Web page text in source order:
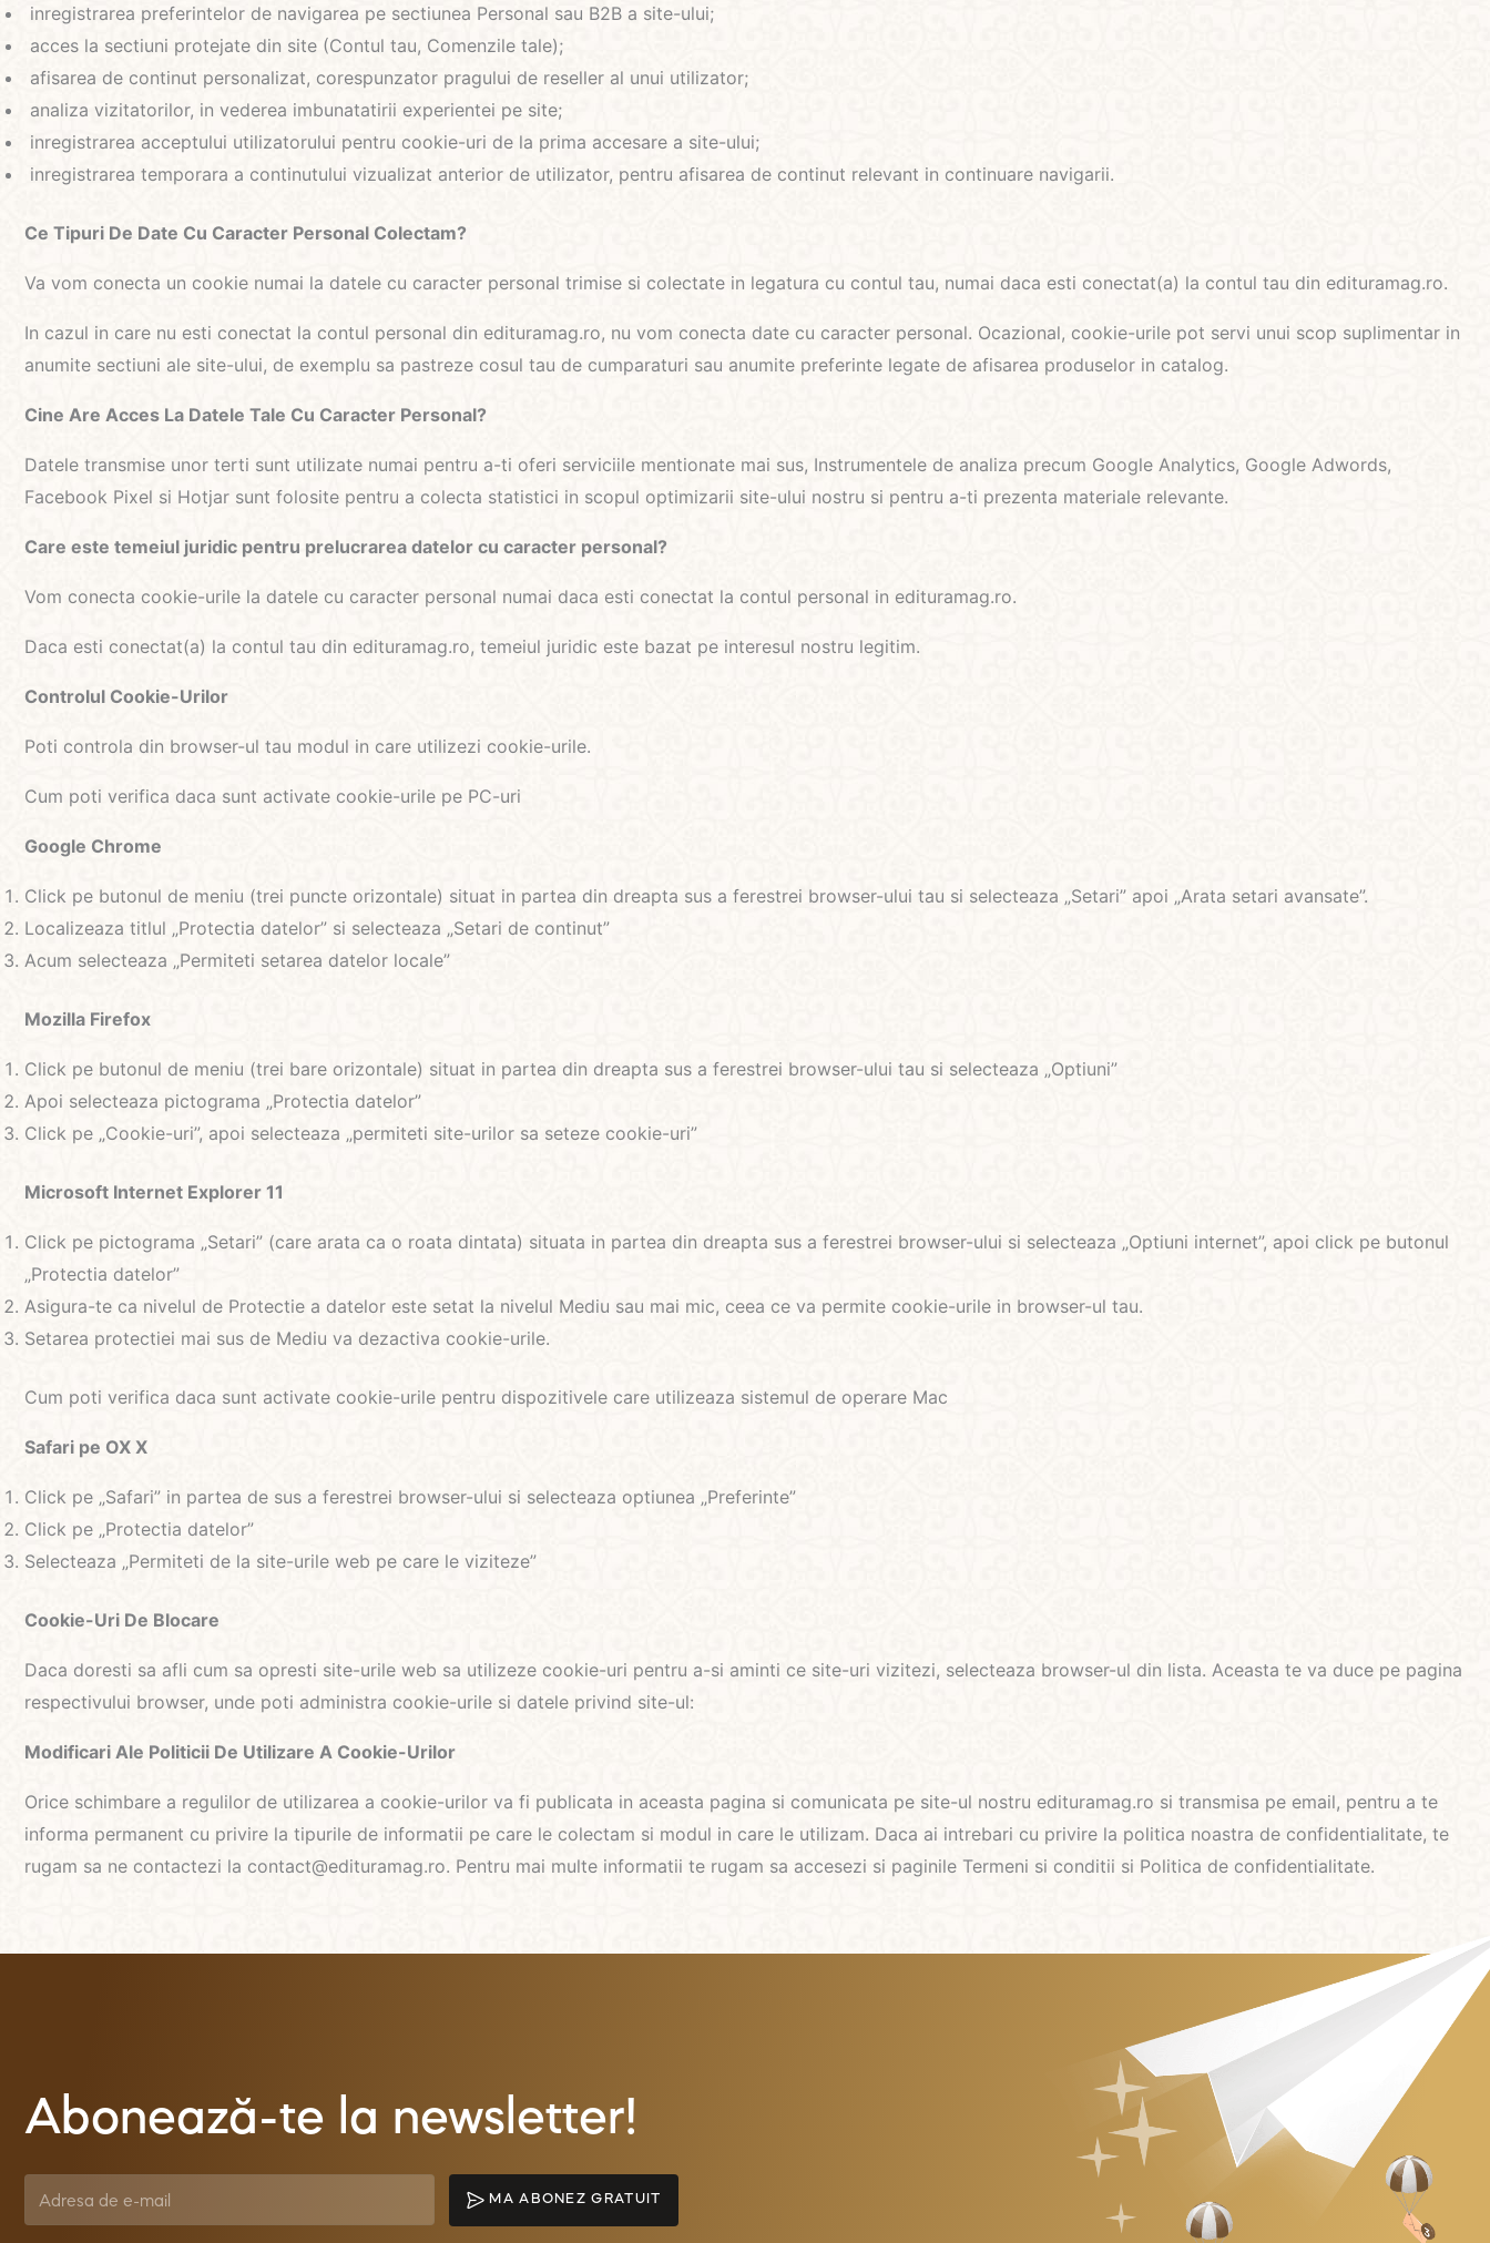
inregistrarea preferintelor de navigarea pe sectiunea Personal sau B2B a site-ului;
acces la sectiuni protejate din site (Contul tau, Comenzile tale);
afisarea de continut personalizat, corespunzator pragului de reseller al unui utilizator;
analiza vizitatorilor, in vederea imbunatatirii experientei pe site;
inregistrarea acceptului utilizatorului pentru cookie-uri de la prima accesare a site-ului;
inregistrarea temporara a continutului vizualizat anterior de utilizator, pentru afisarea de continut relevant in continuare navigarii.
Ce Tipuri De Date Cu Caracter Personal Colectam?
Va vom conecta un cookie numai la datele cu caracter personal trimise si colectate in legatura cu contul tau, numai daca esti conectat(a) la contul tau din edituramag.ro.
In cazul in care nu esti conectat la contul personal din edituramag.ro, nu vom conecta date cu caracter personal. Ocazional, cookie-urile pot servi unui scop suplimentar in
anumite sectiuni ale site-ului, de exemplu sa pastreze cosul tau de cumparaturi sau anumite preferinte legate de afisarea produselor in catalog.
Cine Are Acces La Datele Tale Cu Caracter Personal?
Datele transmise unor terti sunt utilizate numai pentru a-ti oferi serviciile mentionate mai sus, Instrumentele de analiza precum Google Analytics, Google Adwords,
Facebook Pixel si Hotjar sunt folosite pentru a colecta statistici in scopul optimizarii site-ului nostru si pentru a-ti prezenta materiale relevante.
Care este temeiul juridic pentru prelucrarea datelor cu caracter personal?
Vom conecta cookie-urile la datele cu caracter personal numai daca esti conectat la contul personal in edituramag.ro.
Daca esti conectat(a) la contul tau din edituramag.ro, temeiul juridic este bazat pe interesul nostru legitim.
Controlul Cookie-Urilor
Poti controla din browser-ul tau modul in care utilizezi cookie-urile.
Cum poti verifica daca sunt activate cookie-urile pe PC-uri
Google Chrome
Click pe butonul de meniu (trei puncte orizontale) situat in partea din dreapta sus a ferestrei browser-ului tau si selecteaza „Setari” apoi „Arata setari avansate”.
Localizeaza titlul „Protectia datelor” si selecteaza „Setari de continut”
Acum selecteaza „Permiteti setarea datelor locale”
Mozilla Firefox
Click pe butonul de meniu (trei bare orizontale) situat in partea din dreapta sus a ferestrei browser-ului tau si selecteaza „Optiuni”
Apoi selecteaza pictograma „Protectia datelor”
Click pe „Cookie-uri”, apoi selecteaza „permiteti site-urilor sa seteze cookie-uri”
Microsoft Internet Explorer 11
Click pe pictograma „Setari” (care arata ca o roata dintata) situata in partea din dreapta sus a ferestrei browser-ului si selecteaza „Optiuni internet”, apoi click pe butonul
„Protectia datelor”
Asigura-te ca nivelul de Protectie a datelor este setat la nivelul Mediu sau mai mic, ceea ce va permite cookie-urile in browser-ul tau.
Setarea protectiei mai sus de Mediu va dezactiva cookie-urile.
Cum poti verifica daca sunt activate cookie-urile pentru dispozitivele care utilizeaza sistemul de operare Mac
Safari pe OX X
Click pe „Safari” in partea de sus a ferestrei browser-ului si selecteaza optiunea „Preferinte”
Click pe „Protectia datelor”
Selecteaza „Permiteti de la site-urile web pe care le viziteze”
Cookie-Uri De Blocare
Daca doresti sa afli cum sa opresti site-urile web sa utilizeze cookie-uri pentru a-si aminti ce site-uri vizitezi, selecteaza browser-ul din lista. Aceasta te va duce pe pagina
respectivului browser, unde poti administra cookie-urile si datele privind site-ul:
Modificari Ale Politicii De Utilizare A Cookie-Urilor
Orice schimbare a regulilor de utilizarea a cookie-urilor va fi publicata in aceasta pagina si comunicata pe site-ul nostru edituramag.ro si transmisa pe email, pentru a te
informa permanent cu privire la tipurile de informatii pe care le colectam si modul in care le utilizam. Daca ai intrebari cu privire la politica noastra de confidentialitate, te
rugam sa ne contactezi la contact@edituramag.ro. Pentru mai multe informatii te rugam sa accesezi si paginile Termeni si conditii si Politica de confidentialitate.
Abonează-te la newsletter!
MA ABONEZ GRATUIT